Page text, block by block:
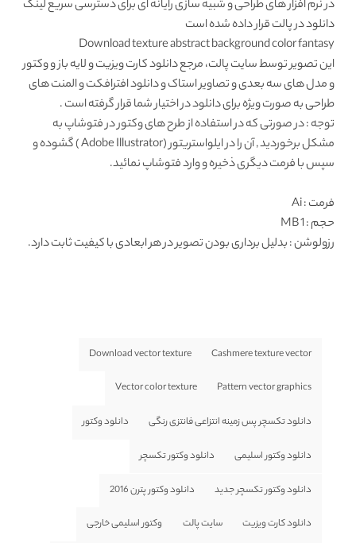
در نرم افزار های طراحی و شبیه سازی رایانه ای برای دسترسی سریع لینک
دانلود در پالت قرار داده شده است
Download texture abstract background color fantasy
این تصویر توسطسایت پالت، مرجعدانلود کارت ویزیتو لایه باز و وکتور
و مدل های سه بعدی و تصاویر استاک و دانلود افترافکت و المنت های
طراحی به صورت ویژه برای دانلود در اختیار شما قرار گرفته است .
توجه : در صورتی که در استفاده از طرح های وکتور در فتوشاپ به
مشکل برخوردید , آن را در ایلواستریتور (Adobe Illustrator ) گشوده و
سپس با فرمت دیگری ذخیره و وارد فتوشاپ نمائید.
فرمت: Ai
حجم : 1 MB
رزولوشن: بدلیل برداری بودن تصویر در هر ابعادی با کیفیت ثابت دارد.
Cashmere texture vector
Download vector texture
Pattern vector graphics
Vector color texture
دانلود تکسچر پس زمینه انتزاعی فانتزی رنگی دانلود وکتور
دانلود وکتور اسلیمی دانلود وکتور تکسچر
دانلود وکتور تکسچر جدید دانلود وکتور پترن 2016
دانلود کارت ویزیت سایت پالت وکتور اسلیمی خارجی